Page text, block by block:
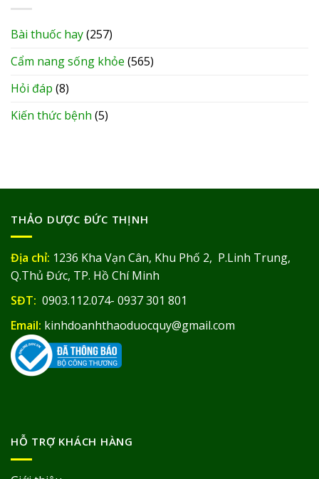
Bài thuốc hay(257)
Cẩm nang sống khỏe (565)
Hỏi đáp (8)
Kiến thức bệnh (5)
THẢO DƯỢC ĐỨC THỊNH
Địa chỉ: 1236 Kha Vạn Cân, Khu Phố 2, P.Linh Trung,
Q.Thủ Đức, TP. Hồ Chí Minh
SĐT: 0903.112.074- 0937 301 801
Email: kinhdoanhthaoduocquy@gmail.com
HỖ TRỢ KHÁCH HÀNG